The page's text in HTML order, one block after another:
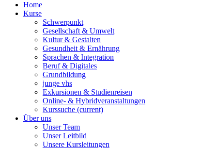
Home
Kurse
Schwerpunkt
Gesellschaft & Umwelt
Kultur & Gestalten
Gesundheit & Ernährung
Sprachen & Integration
Beruf & Digitales
Grundbildung
junge vhs
Exkursionen & Studienreisen
Online- & Hybridveranstaltungen
Kurssuche (current)
Über uns
Unser Team
Unser Leitbild
Unsere Kursleitungen